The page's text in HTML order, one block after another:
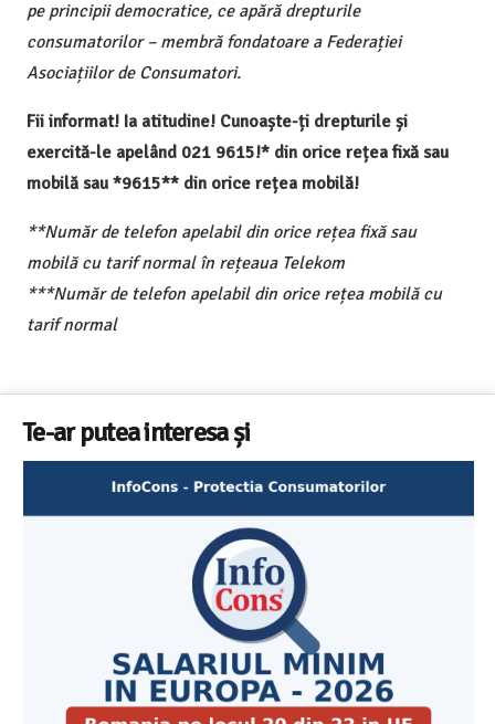
pe principii democratice, ce apără drepturile
consumatorilor – membră fondatoare a Federației
Asociațiilor de Consumatori.
Fii informat! Ia atitudine! Cunoaște-ți drepturile și
exercită-le apelând 021 9615!* din orice rețea fixă sau
mobilă sau *9615** din orice rețea mobilă!
**Număr de telefon apelabil din orice rețea fixă sau
mobilă cu tarif normal în rețeaua Telekom
***Număr de telefon apelabil din orice rețea mobilă cu
tarif normal
Te-ar putea interesa și